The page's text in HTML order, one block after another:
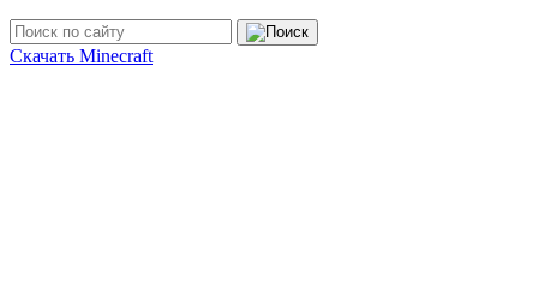
Скачать Minecraft